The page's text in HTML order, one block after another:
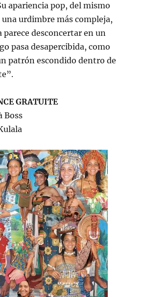
apariencia pop, del mismo
una urdimbre más compleja,
parece desconcertar en un
pasa desapercibida, como
patrón escondido dentro de
GRATUITE
Boss